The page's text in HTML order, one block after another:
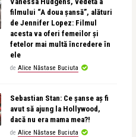
filmului “A doua șansă”, alături
de Jennifer Lopez: Filmul
acesta va oferi femeilor și
fetelor mai multă încredere în
ele
de Alice Năstase Buciuta
Sebastian Stan: Ce șanse aș fi
avut să ajung la Hollywood,
dacă nu era mama mea?!
de Alice Năstase Buciuta